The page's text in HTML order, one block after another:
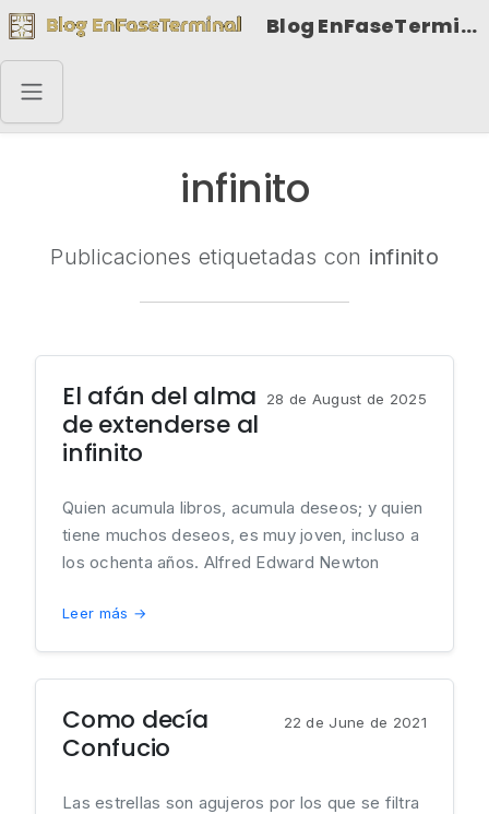
Blog EnFaseTerminal
infinito
Publicaciones etiquetadas con infinito
El afán del alma
de extenderse al
infinito
28 de August de 2025
Quien acumula libros, acumula deseos; y quien
tiene muchos deseos, es muy joven, incluso a
los ochenta años. Alfred Edward Newton
Leer más →
Como decía
Confucio
22 de June de 2021
Las estrellas son agujeros por los que se filtra